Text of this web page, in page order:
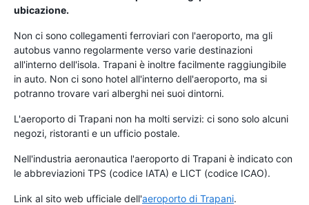
ubicazione.
Non ci sono collegamenti ferroviari con l'aeroporto, ma gli
autobus vanno regolarmente verso varie destinazioni
all'interno dell'isola. Trapani è inoltre facilmente raggiungibile
in auto. Non ci sono hotel all'interno dell'aeroporto, ma si
potranno trovare vari alberghi nei suoi dintorni.
L'aeroporto di Trapani non ha molti servizi: ci sono solo alcuni
negozi, ristoranti e un ufficio postale.
Nell'industria aeronautica l'aeroporto di Trapani è indicato con
le abbreviazioni TPS (codice IATA) e LICT (codice ICAO).
Link al sito web ufficiale dell'aeroporto di Trapani.